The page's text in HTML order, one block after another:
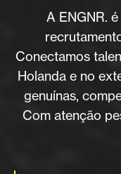
A ENGNR.
Conectamos
Holanda e no
genuínas,
Com atenção